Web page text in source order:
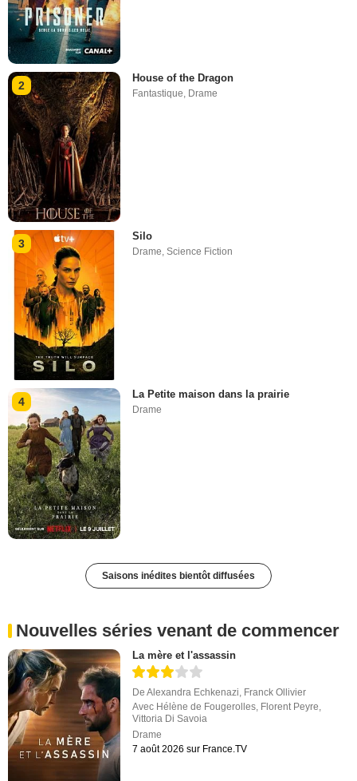
2
House of the Dragon
Fantastique Drame
3
Silo
Drame,Science Fiction
4
La Petite maison dans la prairie
Drame
Saisons inédites bientôt diffusées
Nouvelles séries venant de commencer
La mère et l'assassin
DeAlexandra Echkenazi Franck Ollivier
Avec Hélène de Fougerolles Florent Peyre
Vittoria Di Savoia
Drame
7 août 2026 sur France.TV